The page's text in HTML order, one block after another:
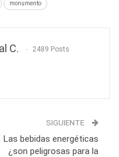
monumento
C. 2489 Posts
SIGUIENTE
Las bebidas energéticas
¿son peligrosas para la